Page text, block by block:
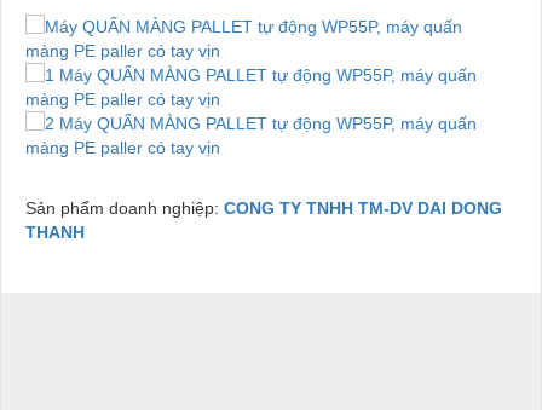
Sản phẩm doanh nghiệp: CONG TY TNHH TM-DV DAI DONG
THANH